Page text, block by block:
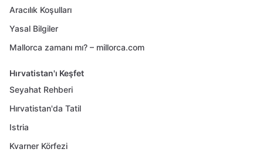
Aracılık Koşulları
Yasal Bilgiler
Mallorca zamanı mı? – millorca.com
Hırvatistan'ı Keşfet
Seyahat Rehberi
Hırvatistan'da Tatil
Istria
Kvarner Körfezi